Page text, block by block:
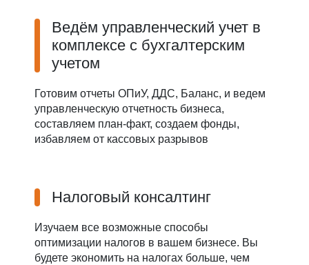
Ведём управленческий учет в
комплексе с бухгалтерским
учетом
Готовим отчеты ОПиУ, ДДС, Баланс, и ведем
управленческую отчетность бизнеса,
составляем план-факт, создаем фонды,
избавляем от кассовых разрывов
Налоговый консалтинг
Изучаем все возможные способы
оптимизации налогов в вашем бизнесе. Вы
будете экономить на налогах больше, чем